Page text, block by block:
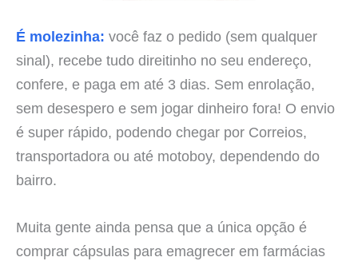
É molezinha: você faz o pedido (sem qualquer
sinal), recebe tudo direitinho no seu endereço,
confere, e paga em até 3 dias. Sem enrolação,
sem desespero e sem jogar dinheiro fora! O envio
é super rápido, podendo chegar por Correios,
transportadora ou até motoboy, dependendo do
bairro.
Muita gente ainda pensa que a única opção é
comprar cápsulas para emagrecer em farmácias